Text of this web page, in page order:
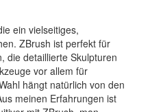
ein vielseitiges,
ZBrush ist perfekt für
die detaillierte Skulpturen
vor allem für
hängt natürlich von den
meinen Erfahrungen ist